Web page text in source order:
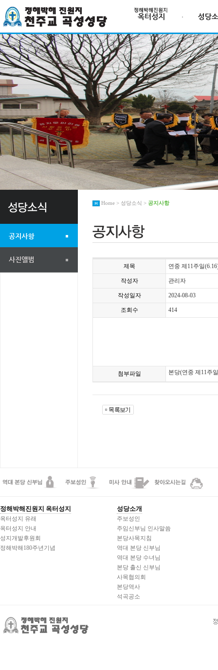
Home > 성당소식 > 공지사항
제목 연중 제11주일
작성자 관리자
작성일자 2024-08-03
조회수 414
첨부파일 본당(연중 제11주
정해박해진원지 옥터성지
옥터성지 유래
옥터성지 안내
성지개발후원회
정해박해180주년기념
성당소개
주보성인
주임신부님 인사말씀
본당사목지침
역대 본당 신부님
역대 본당 수녀님
본당 출신 신부님
사목협의회
본당역사
석곡공소